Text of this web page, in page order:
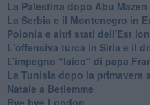
La Palestina dopo Abu Mazen
La Serbia e il Montenegro in
Polonia e altri stati dell'Est
L'offensiva turca in Siria e il
L’impegno “laico” di papa
La Tunisia dopo la primavera
Natale a Betlemme
Bye bye London